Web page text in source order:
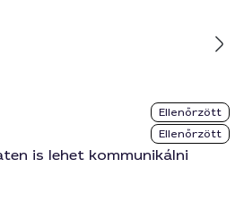
Ellenőrzött
Ellenőrzött
is lehet kommunikálni